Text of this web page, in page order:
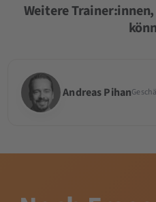
Weitere
Andreas Pihan